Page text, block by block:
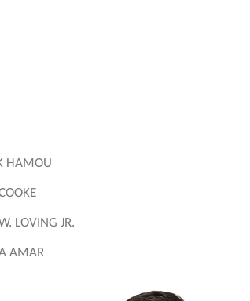
HAMOU
LOVING JR.
AMAR